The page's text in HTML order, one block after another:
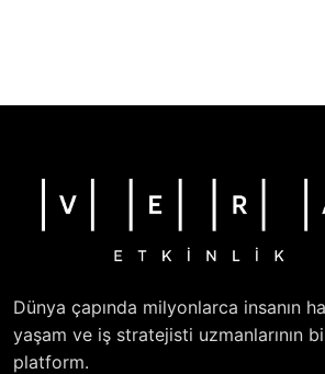
Dünya çapında milyonlarca insanın
yaşam ve iş stratejisti uzmanlarının
platform.